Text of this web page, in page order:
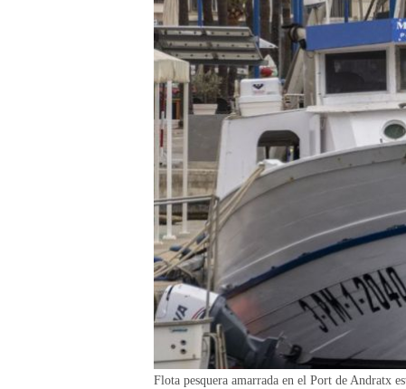
Flota pesquera amarrada en el Port de Andratx